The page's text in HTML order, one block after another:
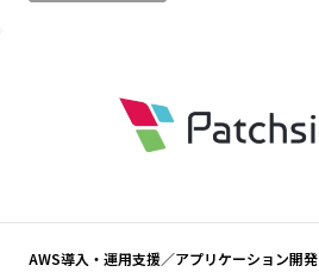
AWS導入・運用支援 アプリケーション開発